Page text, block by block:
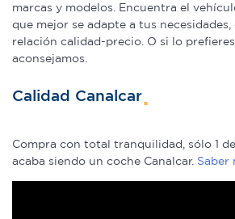
marcas y modelos. Encuentra el
que mejor se adapte a tus
relación calidad-precio. O si lo
aconsejamos.
Calidad Canalcar
Compra con total tranquilidad, sólo 1
acaba siendo un coche Canalcar. Saber